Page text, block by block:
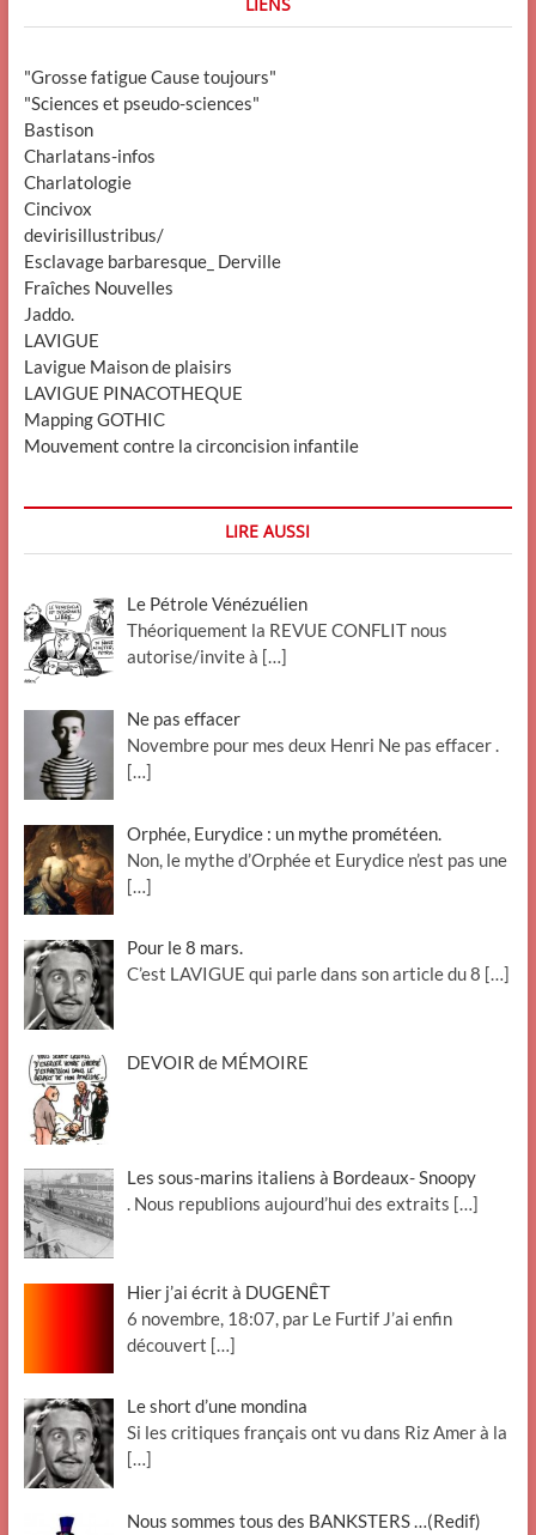
"Grosse fatigue Cause toujours"
"Sciences et pseudo-sciences"
Bastison
Charlatans-infos
Charlatologie
Cincivox
devirisillustribus/
Esclavage barbaresque_ Derville
Fraîches Nouvelles
Jaddo.
LAVIGUE
Lavigue Maison de plaisirs
LAVIGUE PINACOTHEQUE
Mapping GOTHIC
Mouvement contre la circoncision infantile
LIRE AUSSI
Le Pétrole Vénézuélien
Théoriquement la REVUE CONFLIT nous
autorise/invite à […]
Ne pas effacer
Novembre pour mes deux Henri Ne pas effacer .
[…]
Orphée, Eurydice : un mythe prométéen.
Non, le mythe d’Orphée et Eurydice n’est pas une
[…]
Pour le 8 mars.
C’est LAVIGUE qui parle dans son article du 8 […]
DEVOIR de MÉMOIRE
Les sous-marins italiens à Bordeaux- Snoopy
. Nous republions aujourd’hui des extraits […]
Hier j’ai écrit à DUGENÊT
6 novembre, 18:07, par Le Furtif J’ai enfin
découvert […]
Le short d’une mondina
Si les critiques français ont vu dans Riz Amer à la
[…]
Nous sommes tous des BANKSTERS …(Redif)